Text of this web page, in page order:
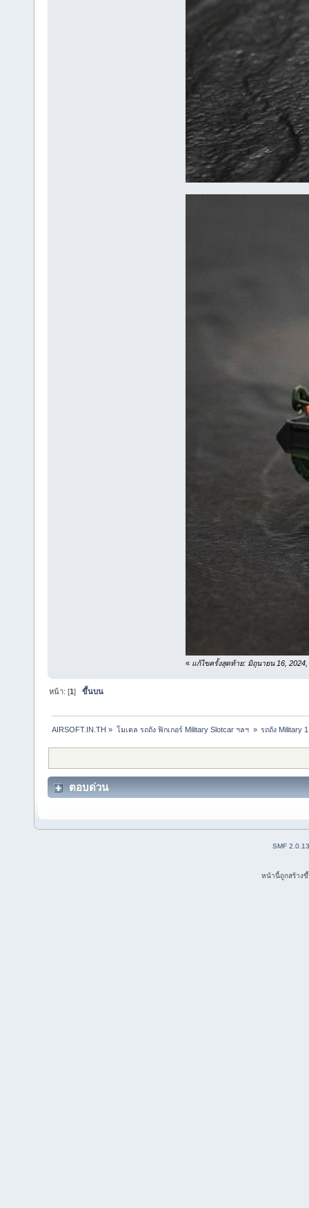
« แก้ไขครั้งสุดท้าย: มิถุนายน 16,
หน้า: [1]ขึ้นบน
AIRSOFT.IN.TH » โมเดล รถถัง ฟิกเกอร์ Military Slotcar ฯลฯ » รถถัง Military
ตอบด่วน
SMF 2.0.13
หน้านี้ถูกสร้าง